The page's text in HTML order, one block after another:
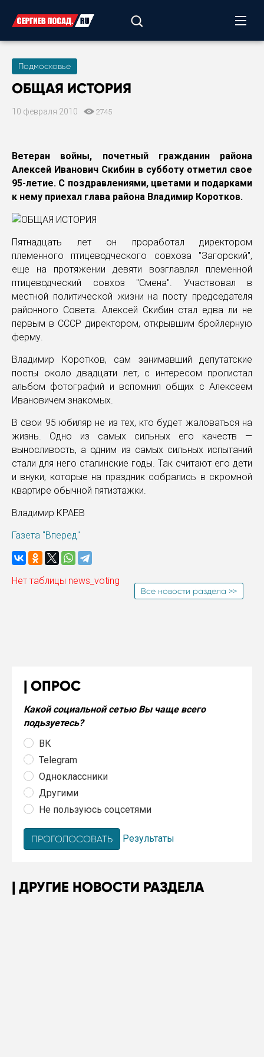
Подмосковье
ОБЩАЯ ИСТОРИЯ
10 февраля 2010 2745
Ветеран войны, почетный гражданин района
Алексей Иванович Скибин в субботу отметил свое
95-летие. С поздравлениями, цветами и подарками
к нему приехал глава района Владимир Коротков.
Пятнадцать лет он проработал директором
племенного птицеводческого совхоза "Загорский",
еще на протяжении девяти возглавлял племенной
птицеводческий совхоз "Смена". Участвовал в
местной политической жизни на посту председателя
районного Совета. Алексей Скибин стал едва ли не
первым в СССР директором, открывшим бройлерную
ферму.
Владимир Коротков, сам занимавший депутатские
посты около двадцати лет, с интересом пролистал
альбом фотографий и вспомнил общих с Алексеем
Ивановичем знакомых.
В свои 95 юбиляр не из тех, кто будет жаловаться на
жизнь. Одно из самых сильных его качеств —
выносливость, а одним из самых сильных испытаний
стали для него сталинские годы. Так считают его дети
и внуки, которые на праздник собрались в скромной
квартире обычной пятиэтажки.
Владимир КРАЕВ
Газета "Вперед"
Нет таблицы news_voting
Все новости раздела >>
ОПРОС
Какой социальной сетью Вы чаще всего
подьзуетесь?
ВК
Telegram
Одноклассники
Другими
Не пользуюсь соцсетями
Результаты
ДРУГИЕ НОВОСТИ РАЗДЕЛА